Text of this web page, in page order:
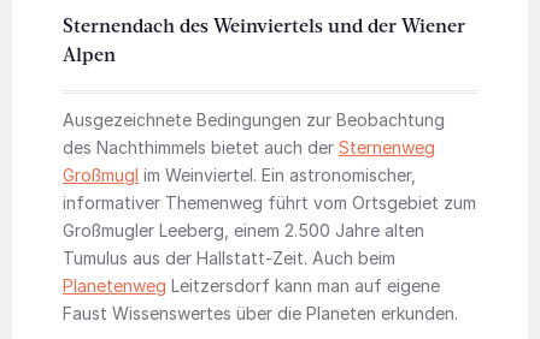
Sternendach des Weinviertels und der Wiener
Alpen
Ausgezeichnete Bedingungen zur Beobachtung
des Nachthimmels bietet auch der Sternenweg
Großmugl im Weinviertel. Ein astronomischer,
informativer Themenweg führt vom Ortsgebiet zum
Großmugler Leeberg, einem 2.500 Jahre alten
Tumulus aus der Hallstatt-Zeit. Auch beim
Planetenweg Leitzersdorf kann man auf eigene
Faust Wissenswertes über die Planeten erkunden.